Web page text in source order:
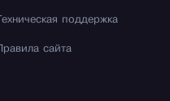
Техническая поддержка
Правила сайта